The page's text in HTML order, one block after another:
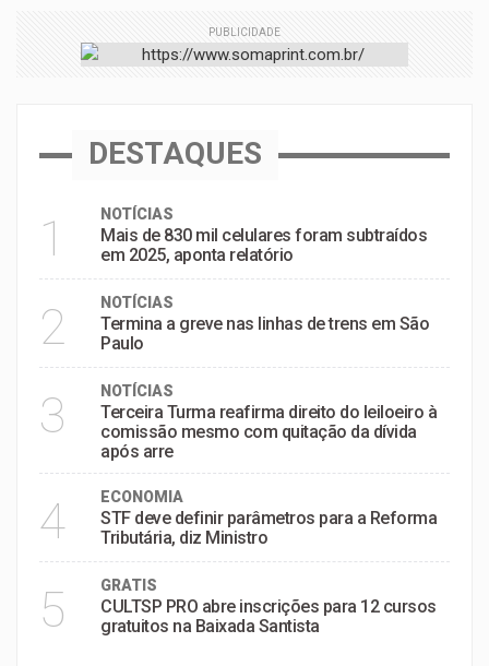
PUBLICIDADE
DESTAQUES
1 NOTÍCIAS
Mais de 830 mil celulares foram subtraídos
em 2025, aponta relatório
2 NOTÍCIAS
Termina a greve nas linhas de trens em São
Paulo
3 NOTÍCIAS
Terceira Turma reafirma direito do leiloeiro à
comissão mesmo com quitação da dívida
após arre
4 ECONOMIA
STF deve definir parâmetros para a Reforma
Tributária, diz Ministro
5 GRATIS
CULTSP PRO abre inscrições para 12 cursos
gratuitos na Baixada Santista